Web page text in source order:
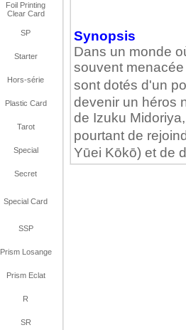
Foil Printing
Clear Card
SP
Starter
Hors-série
Plastic Card
Tarot
Special
Secret
Special Card
SSP
Prism Losange
Prism Eclat
R
SR
Synopsis
Dans un monde
souvent
sont dotés d'un
devenir un héros
de Izuku
pourtant de
Yūei Kōkō) et de